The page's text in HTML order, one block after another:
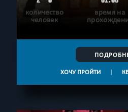
количество
человек
время на
ХОЧУ ПРОЙТИ |